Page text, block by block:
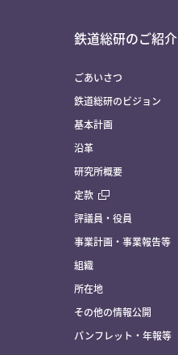
鉄道総研のご紹介
ごあいさつ
鉄道総研のビジョン
基本計画
沿革
研究所概要
定款
評議員・役員
事業計画・事業報告等
組織
所在地
その他の情報公開
パンフレット・年報等